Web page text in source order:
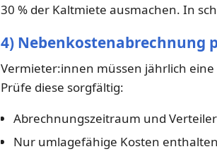
30 % der Kaltmiete ausmachen. In
4) Nebenkostenabrechnung
Vermieter:innen müssen jährlich
Prüfe diese sorgfältig:
Abrechnungszeitraum und
Nur umlagefähige Kosten